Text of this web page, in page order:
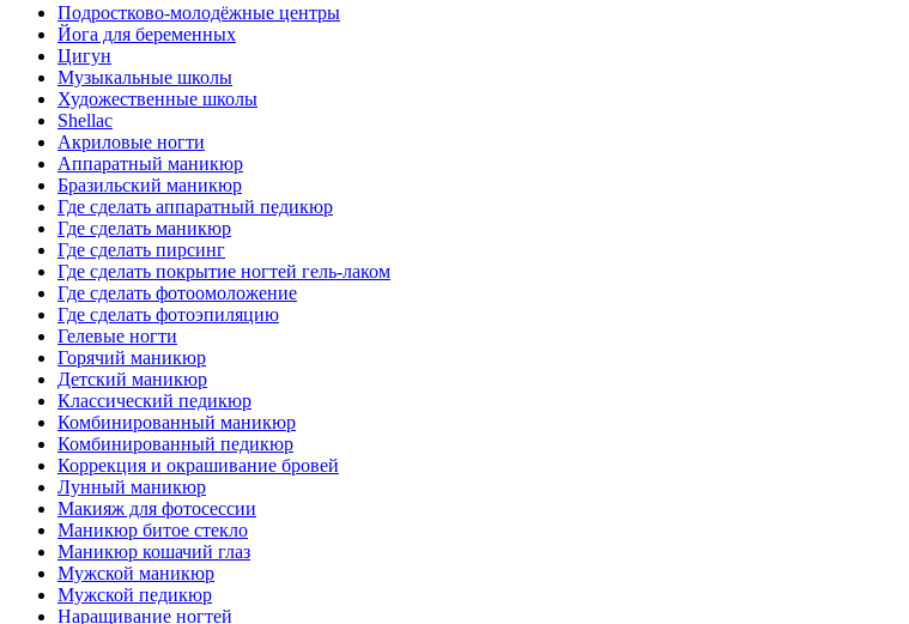
Подростково-молодёжные центры
Йога для беременных
Цигун
Музыкальные школы
Художественные школы
Shellac
Акриловые ногти
Аппаратный маникюр
Бразильский маникюр
Где сделать аппаратный педикюр
Где сделать маникюр
Где сделать пирсинг
Где сделать покрытие ногтей гель-лаком
Где сделать фотоомоложение
Где сделать фотоэпиляцию
Гелевые ногти
Горячий маникюр
Детский маникюр
Классический педикюр
Комбинированный маникюр
Комбинированный педикюр
Коррекция и окрашивание бровей
Лунный маникюр
Макияж для фотосессии
Маникюр битое стекло
Маникюр кошачий глаз
Мужской маникюр
Мужской педикюр
Наращивание ногтей